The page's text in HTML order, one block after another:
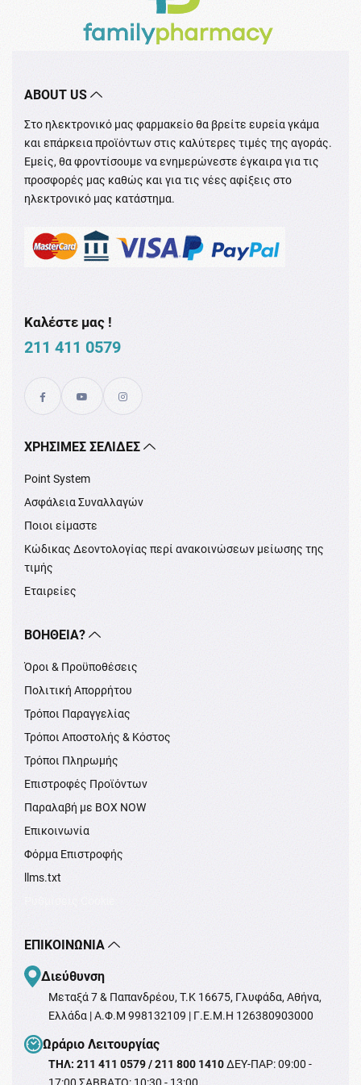
ABOUT US
Στο ηλεκτρονικό μας φαρμακείο θα βρείτε ευρεία γκάμα
και επάρκεια προϊόντων στις καλύτερες τιμές της αγοράς.
Εμείς, θα φροντίσουμε να ενημερώνεστε έγκαιρα για τις
προσφορές μας καθώς και για τις νέες αφίξεις στο
ηλεκτρονικό μας κατάστημα.
Καλέστε μας !
211 411 0579
XΡΉΣΙΜΕΣ ΣΕΛΊΔΕΣ
Point System
Ασφάλεια Συναλλαγών
Ποιοι είμαστε
Κώδικας Δεοντολογίας περί ανακοινώσεων μείωσης της
τιμής
Εταιρείες
ΒΟΉΘΕΙΑ?
Όροι & Προϋποθέσεις
Πολιτική Απορρήτου
Τρόποι Παραγγελίας
Τρόποι Αποστολής & Κόστος
Τρόποι Πληρωμής
Επιστροφές Προϊόντων
Παραλαβή με BOX NOW
Επικοινωνία
Φόρμα Επιστροφής
llms.txt
ΕΠΙΚΟΙΝΩΝΊΑ
Διεύθυνση
Μεταξά 7 & Παπανδρέου, T.K 16675, Γλυφάδα, Αθήνα,
Ελλάδα | Α.Φ.Μ 998132109 | Γ.Ε.Μ.Η 126380903000
Ωράριο Λειτουργίας
ΤΗΛ: 211 411 0579 / 211 800 1410ΔΕΥ-ΠΑΡ: 09:00 -
17:00 ΣΑΒΒΑΤΟ: 10:30 - 13:00